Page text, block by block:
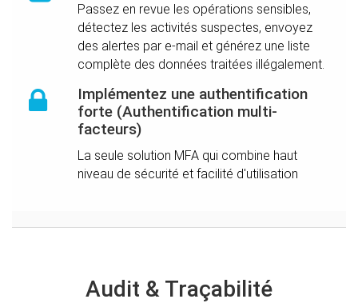
Passez en revue les opérations sensibles,
détectez les activités suspectes, envoyez
des alertes par e-mail et générez une liste
complète des données traitées illégalement.
Implémentez une authentification
forte (Authentification multi-
facteurs)
La seule solution MFA qui combine haut
niveau de sécurité et facilité d'utilisation
Audit & Traçabilité